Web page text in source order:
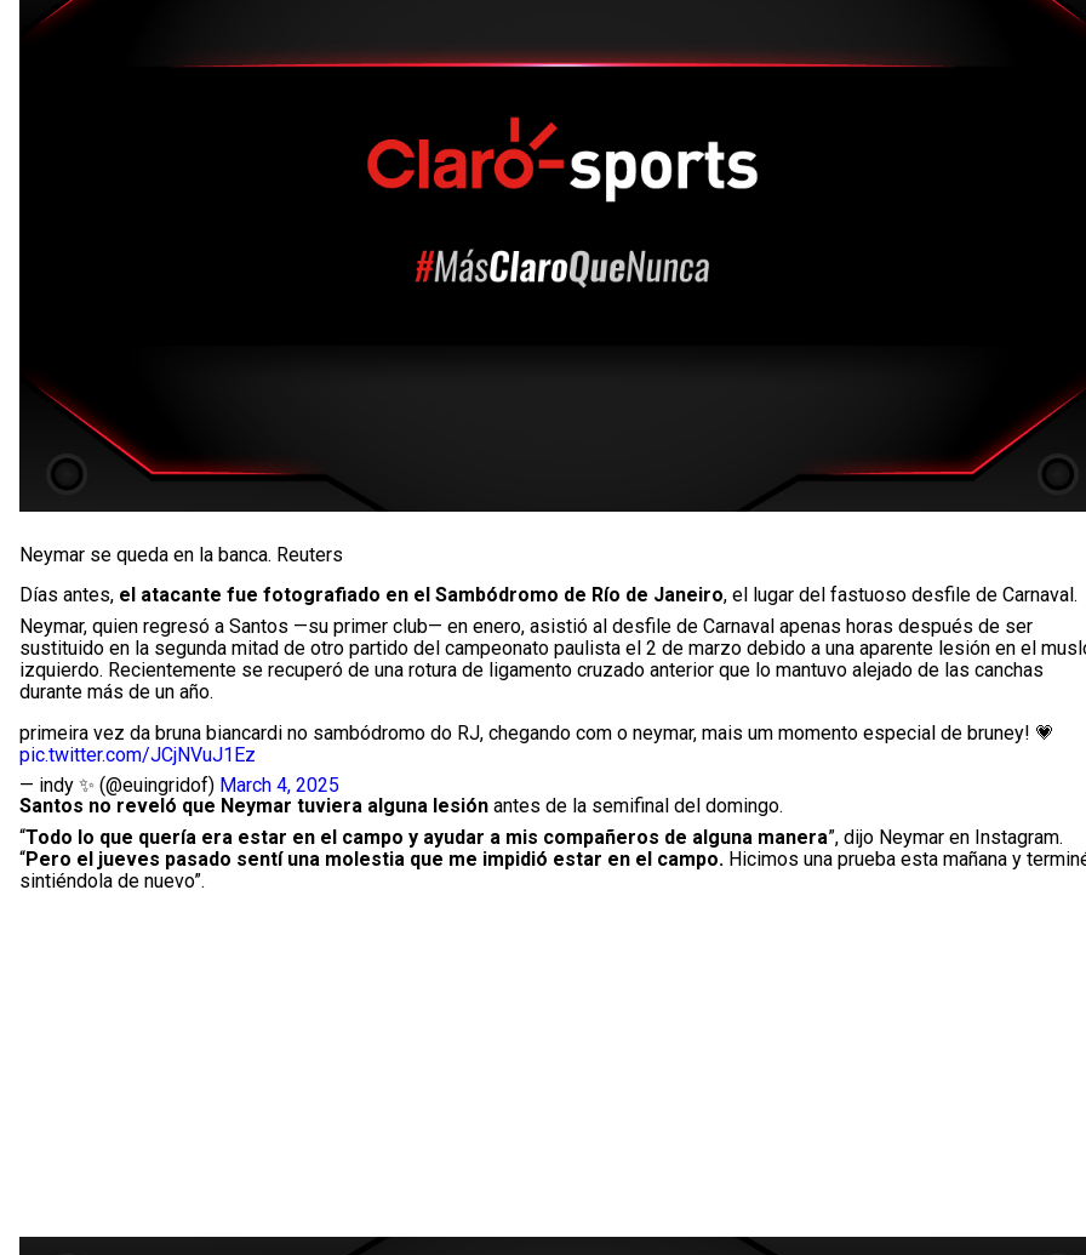
Neymar se queda en la banca. Reuters
Días antes, el atacante fue fotografiado en el Sambódromo de Río de Janeiro, el lugar del fastuoso desfile de Carnaval.
Neymar, quien regresó a Santos —su primer club— en enero, asistió al desfile de Carnaval apenas horas después de ser
sustituido en la segunda mitad de otro partido del campeonato paulista el 2 de marzo debido a una aparente lesión en el
izquierdo. Recientemente se recuperó de una rotura de ligamento cruzado anterior que lo mantuvo alejado de las canchas
durante más de un año.
primeira vez da bruna biancardi no sambódromo do RJ, chegando com o neymar, mais um momento especial de bruney! 💗
pic.twitter.com/JCjNVuJ1Ez
— indy ✨️ (@euingridof) March 4, 2025
Santos no reveló que Neymar tuviera alguna lesión antes de la semifinal del domingo.
“Todo lo que quería era estar en el campo y ayudar a mis compañeros de alguna manera”, dijo Neymar en Instagram.
“Pero el jueves pasado sentí una molestia que me impidió estar en el campo. Hicimos una prueba esta mañana y
sintiéndola de nuevo”.